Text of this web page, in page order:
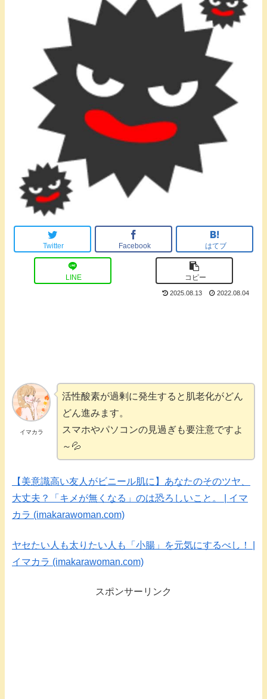
Twitter Facebook はてブ
LINE コピー
2025.08.13 2022.08.04
イマカラ
活性酸素が過剰に発生すると肌老化がどん
どん進みます。
スマホやパソコンの見過ぎも要注意ですよ
～💦
【美意識高い友人がビニール肌に】あなたのそのツヤ、
大丈夫？「キメが無くなる」のは恐ろしいこと。 | イマ
カラ (imakarawoman.com)
ヤセたい人も太りたい人も「小腸」を元気にするべし！ |
イマカラ (imakarawoman.com)
スポンサーリンク